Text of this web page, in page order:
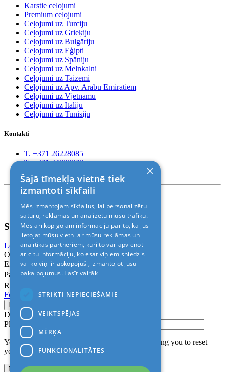
Karstie ceļojumi
Premium ceļojumi
Ceļojumi uz Turciju
Ceļojumi uz Grieķiju
Ceļojumi uz Bulgāriju
Ceļojumi uz Ēģipti
Ceļojumi uz Spāniju
Ceļojumi uz Melnkalni
Ceļojumi uz Taizemi
Ceļojumi uz Apv. Arābu Emirātiem
Ceļojumi uz Vjetnamu
Ceļojumi uz Itāliju
Ceļojumi uz Tunisiju
Kontakti
T. +371 26228085
T. +371 24888878
© 2011-2026> «ALANI SIA»
Sign In
Login with Facebook Login with Google
Or
Email
Password
Remember me
Forgot Password?
Don’t have an account?
Please confirm login email below
You will receive an email containing a link allowing you to reset
your password to a new preferred one.
×
Šajā tīmekļa vietnē tiek
izmantoti sīkfaili
Mēs izmantojam sīkfailus, lai personalizētu
saturu, reklāmas un analizētu mūsu trafiku.
Mēs arī kopīgojam informāciju par to, kā jūs
lietojat mūsu vietni ar mūsu reklāmas un
analītikas partneriem, kuri to var apvienot
ar citu informāciju, ko esat viņiem sniedzis
vai ko viņi ir apkopojuši, izmantojot jūsu
pakalpojumus. Lasīt vairāk
STRIKTI NEPIECIEŠAMIE
VEIKTSPĒJAS
MĒRĶA
FUNKCIONALITĀTES